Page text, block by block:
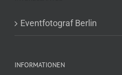
Eventfotograf Berlin
INFORMATIONEN